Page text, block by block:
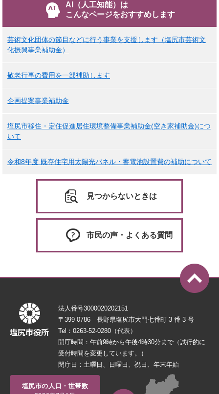
AI（人工知能）は
こんなページをおすすめします
芸術文化団体の節目などに行う事業を支援します（塩尻市芸術文
化振興事業補助金）
敬老行事の費用を一部補助します
企画提案事業補助金
塩尻市移住・定住促進居住環境整備事業補助金(空き家補助金)につ
いて
令和8年度 既存住宅用太陽光パネル・蓄電池設置費の補助について
見つからないときは
市民の声・よくある質問
法人番号3000020202151
〒399-0786 長野県塩尻市大門七番町 3 番 3 号
Tel：0263-52-0280（代表）
開庁時間：午前9時から午後4時30分まで（試行的に
受付時間を変更しています。）
閉庁日：土曜日、日曜日、祝日、年末年始
塩尻市の人口・世帯数